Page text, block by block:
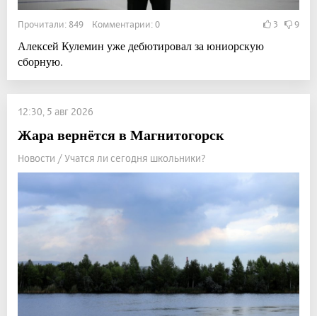
Прочитали: 849 Комментарии: 0 3 9
Алексей Кулемин уже дебютировал за юниорскую
сборную.
12:30, 5 авг 2026
Жара вернётся в Магнитогорск
Новости / Учатся ли сегодня школьники?